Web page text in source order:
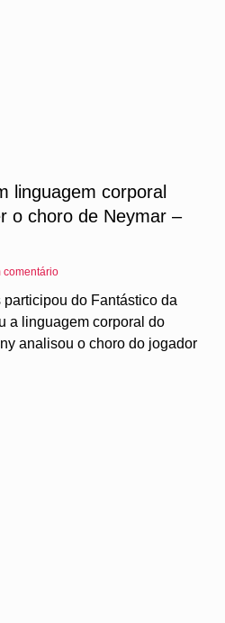
linguagem corporal
o choro de Neymar –
do Fantástico da
a linguagem corporal do
analisou o choro do jogador